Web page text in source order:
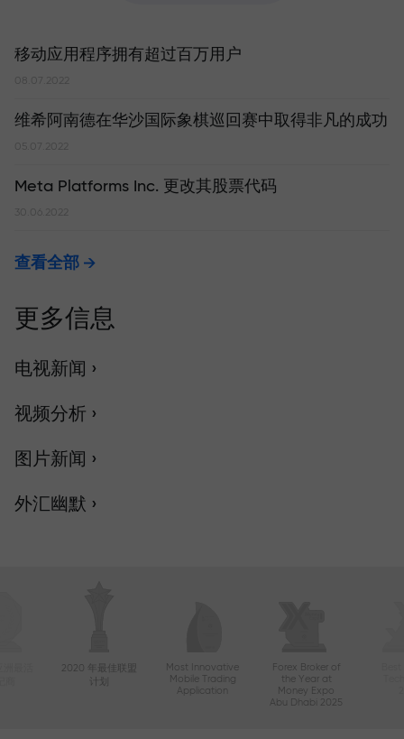
移动应用程序拥有超过百万用户
08.07.2022
维希阿南德在华沙国际象棋巡回赛中取得非凡的成功
Meta Platforms Inc. 更改其股票代码
30.06.2022
查看全部
更多信息
电视新闻 ›
视频分析 ›
图片新闻 ›
外汇幽默 ›
2020 年最佳联盟
Most Innovative
Mobile Trading
Application
Forex Broker of
the Year at
Money Expo
Abu Dhabi 2025